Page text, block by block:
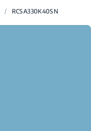
/ RCSA330K40SN